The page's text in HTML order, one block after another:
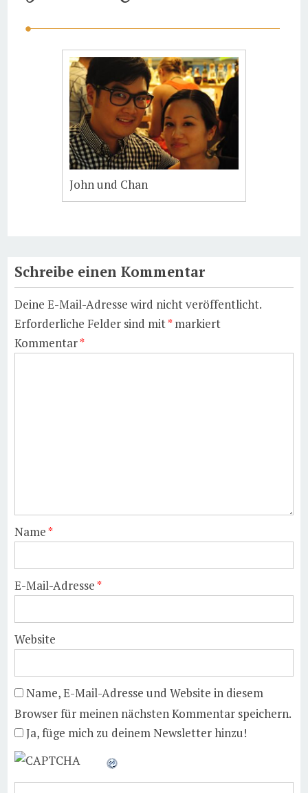
John und Chan
Schreibe einen Kommentar
Deine E-Mail-Adresse wird nicht veröffentlicht.
Erforderliche Felder sind mit*markiert
Kommentar*
Name*
E-Mail-Adresse*
Website
Name, E-Mail-Adresse und Website in diesem
Browser für meinen nächsten Kommentar speichern.
Ja, füge mich zu deinem Newsletter hinzu!